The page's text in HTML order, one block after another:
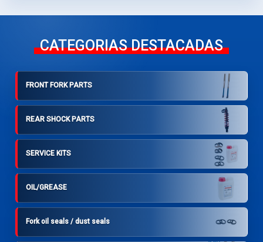
CATEGORIAS DESTACADAS
FRONT FORK PARTS
REAR SHOCK PARTS
SERVICE KITS
OIL/GREASE
Fork oil seals / dust seals